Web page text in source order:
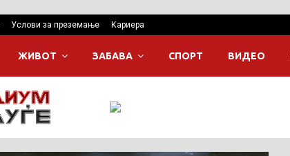
Услови за преземање Кариера
ЖИВОТ ЗАБАВА СПОРТ ВИДЕО